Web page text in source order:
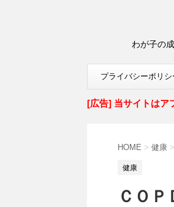
わが子の
プライバシーポリシ
[広告] 当サイトはア
HOME > 健康 >
健康
ＣＯＰ